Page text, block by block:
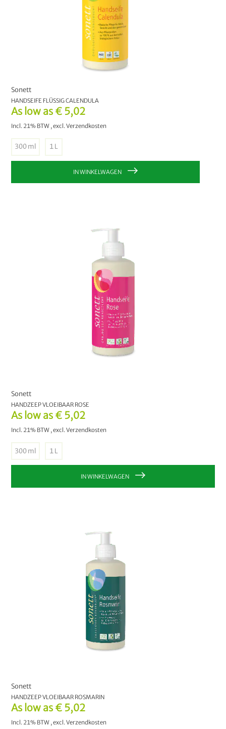
As low as € 5,02
Incl. 21% BTW ,excl.Verzendkosten
300 ml 1 L
Sonett
HANDSEIFE FLÜSSIG CALENDULA
IN WINKELWAGEN
As low as € 5,02
Incl. 21% BTW ,excl.Verzendkosten
300 ml 1 L
Sonett
HANDZEEP VLOEIBAAR ROSE
IN WINKELWAGEN
As low as € 5,02
Incl. 21% BTW ,excl.Verzendkosten
Sonett
HANDZEEP VLOEIBAAR ROSMARIN